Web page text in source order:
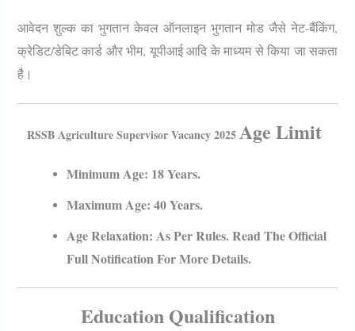
आवेदन शुल्क का भुगतान केवल ऑनलाइन भुगतान मोड जैसे नेट-बैंकिंग,
क्रेडिट/डेबिट कार्ड और भीम, यूपीआई आदि के माध्यम से किया जा सकता
है।
RSSB Agriculture Supervisor Vacancy 2025Age Limit
Minimum Age: 18 Years.
Maximum Age: 40 Years.
Age Relaxation: As Per Rules. Read The Official
Full Notification For More Details.
Education Qualification